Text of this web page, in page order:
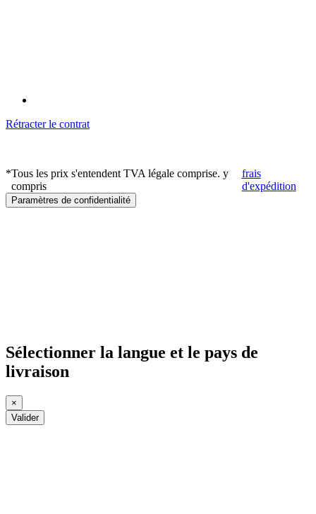
Rétracter le contrat
*Tous les prix s'entendent TVA légale comprise. y
compris
frais
d'expédition
Paramètres de confidentialité
Sélectionner la langue et le pays de
livraison
×